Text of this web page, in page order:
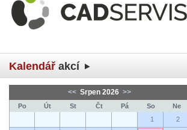
Kalendář akcí
<< Srpen 2026 >>
Po Út St Čt Pá So
Ne
1
2